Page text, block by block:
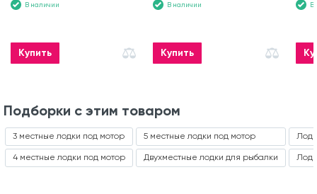
В наличии
Купить
В наличии
Купить
В
Подборки с этим товаром
3 местные лодки под мотор
4 местные лодки под мотор
5 местные лодки под мотор
Двухместные лодки для рыбалки